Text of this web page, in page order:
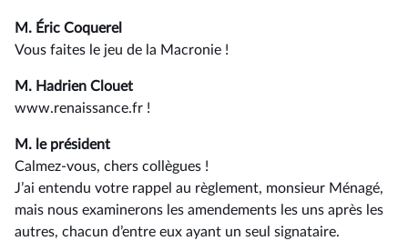
M. Éric Coquerel
Vous faites le jeu de la Macronie !
M. Hadrien Clouet
www.renaissance.fr !
M. le président
Calmez-vous, chers collègues !
J’ai entendu votre rappel au règlement, monsieur Ménagé,
mais nous examinerons les amendements les uns après les
autres, chacun d’entre eux ayant un seul signataire.